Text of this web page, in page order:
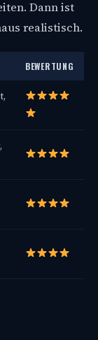
Dann ist
realistisch.
BEWERTUNG